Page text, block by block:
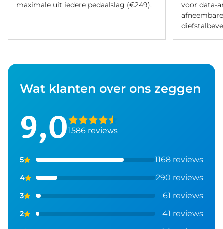
maximale uit iedere pedaalslag (€249).
voor data-
Wat klanten over ons zeggen
9,01586 reviews
5 1168 reviews
4 290 reviews
3 61 reviews
2 41 reviews